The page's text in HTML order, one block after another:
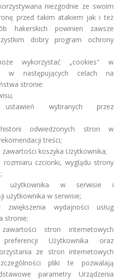
niezgodnie ze swoim
przed takim atakiem jak i też
hakerskich powinien zawsze
dobry program ochrony
wykorzystać „cookies" w
w następujących celach na
stronie:
ustawień wybranych przez
historii odwiedzonych stron w
treści;
koszyka Użytkownika;
rozmiaru czcionki, wyglądu strony
użytkownika w serwisie i
użytkownika w serwisie;
zwiększenia wydajności usług
stronie;
stron internetowych
Użytkownika oraz
ze stron internetowych
pliki te pozwalają
parametry Urządzenia